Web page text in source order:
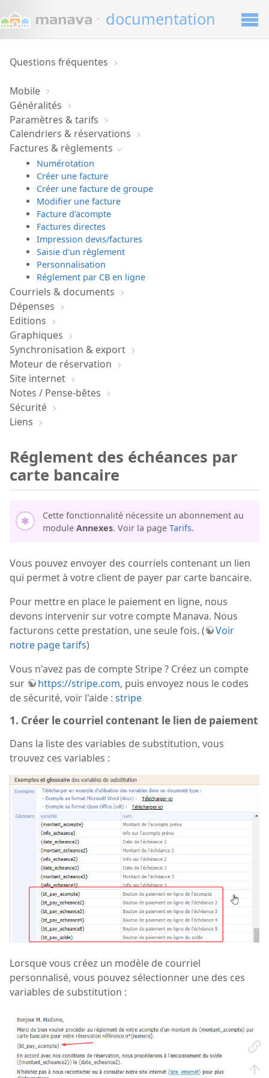
· documentation
Questions fréquentes
Mobile
Généralités
Paramètres & tarifs
Calendriers & réservations
Factures & règlements
Numérotation
Créer une facture
Créer une facture de groupe
Modifier une facture
Facture d'acompte
Factures directes
Impression devis/factures
Saisie d'un règlement
Personnalisation
Réglement par CB en ligne
Courriels & documents
Dépenses
Editions
Graphiques
Synchronisation & export
Moteur de réservation
Site internet
Notes / Pense-bêtes
Sécurité
Liens
Réglement des échéances par
carte bancaire
Cette fonctionnalité nécessite un abonnement au
module Annexes. Voir la page Tarifs.
Vous pouvez envoyer des courriels contenant un lien
qui permet à votre client de payer par carte bancaire.
Pour mettre en place le paiement en ligne, nous
devons intervenir sur votre compte Manava. Nous
facturons cette prestation, une seule fois. (
Voir
notre page tarifs)
Vous n'avez pas de compte Stripe ? Créez un compte
sur
https://stripe.com, puis envoyez nous le codes
de sécurité, voir l'aide : stripe
1. Créer le courriel contenant le lien de paiement
Dans la liste des variables de substitution, vous
trouvez ces variables :
Lorsque vous créez un modèle de courriel
personnalisé, vous pouvez sélectionner une des ces
variables de substitution :